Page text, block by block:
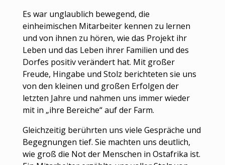
Es war unglaublich bewegend, die
einheimischen Mitarbeiter kennen zu lernen
und von ihnen zu hören, wie das Projekt ihr
Leben und das Leben ihrer Familien und des
Dorfes positiv verändert hat. Mit großer
Freude, Hingabe und Stolz berichteten sie uns
von den kleinen und großen Erfolgen der
letzten Jahre und nahmen uns immer wieder
mit in „ihre Bereiche“ auf der Farm.
Gleichzeitig berührten uns viele Gespräche und
Begegnungen tief. Sie machten uns deutlich,
wie groß die Not der Menschen in Ostafrika ist.